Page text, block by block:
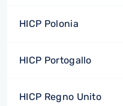
HICP Polonia
HICP Portogallo
HICP Regno Unito